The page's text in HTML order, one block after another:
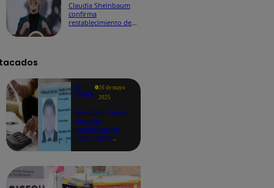
Claudia Sheinbaum
confirma
restablecimiento de
Te
ayudo
26 de mayo
2025
Revisa si tienes
deudas
consultando
con tu DNI: